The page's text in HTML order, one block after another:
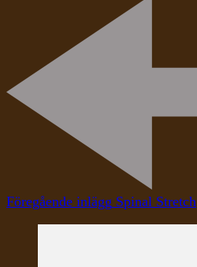
Föregående inlägg Spinal Stretch